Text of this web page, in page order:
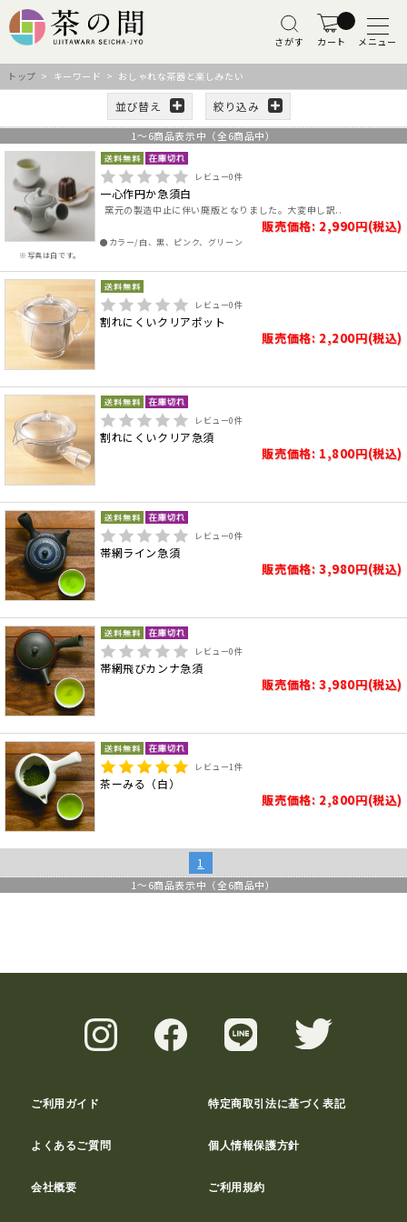
さがす カート メニュー
トップ > キーワード > おしゃれな茶器と楽しみたい
並び替え 絞り込み
1 ～6商品表示中（全6商品中）
※写真は白です。
レビュー0件
一心作円か急須白
窯元の製造中止に伴い廃版となりました。大変申し訳..
販売価格: 2,990円(税込)
●カラー/白、黒、ピンク、グリーン
レビュー0件
割れにくいクリアポット
販売価格: 2,200円(税込)
レビュー0件
割れにくいクリア急須
販売価格: 1,800円(税込)
レビュー0件
帯網ライン急須
販売価格: 3,980円(税込)
レビュー0件
帯網飛びカンナ急須
販売価格: 3,980円(税込)
レビュー1件
茶ーみる（白）
販売価格: 2,800円(税込)
1
1 ～6商品表示中（全6商品中）
ご利用ガイド 特定商取引法に基づく表記
よくあるご質問 個人情報保護方針
会社概要 ご利用規約